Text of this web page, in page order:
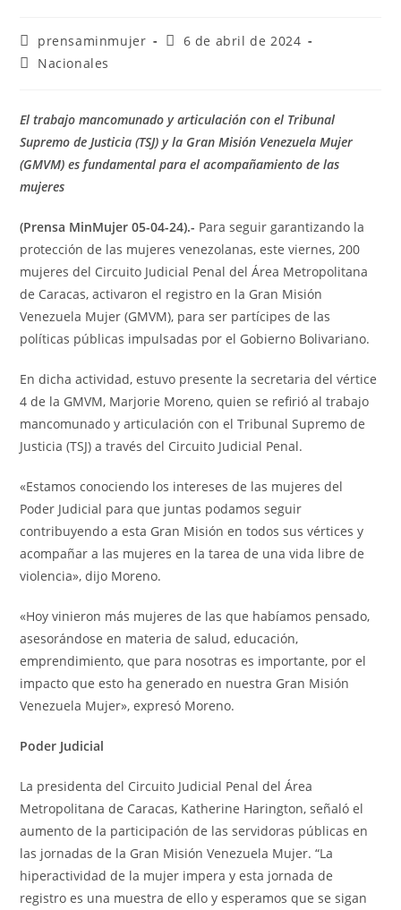
prensaminmujer
6 de abril de 2024
Nacionales
El trabajo mancomunado y articulación con el Tribunal
Supremo de Justicia (TSJ) y la Gran Misión Venezuela Mujer
(GMVM) es fundamental para el acompañamiento de las
mujeres
(Prensa MinMujer 05-04-24).- Para seguir garantizando la
protección de las mujeres venezolanas, este viernes, 200
mujeres del Circuito Judicial Penal del Área Metropolitana
de Caracas, activaron el registro en la Gran Misión
Venezuela Mujer (GMVM), para ser partícipes de las
políticas públicas impulsadas por el Gobierno Bolivariano.
En dicha actividad, estuvo presente la secretaria del vértice
4 de la GMVM, Marjorie Moreno, quien se refirió al trabajo
mancomunado y articulación con el Tribunal Supremo de
Justicia (TSJ) a través del Circuito Judicial Penal.
«Estamos conociendo los intereses de las mujeres del
Poder Judicial para que juntas podamos seguir
contribuyendo a esta Gran Misión en todos sus vértices y
acompañar a las mujeres en la tarea de una vida libre de
violencia», dijo Moreno.
«Hoy vinieron más mujeres de las que habíamos pensado,
asesorándose en materia de salud, educación,
emprendimiento, que para nosotras es importante, por el
impacto que esto ha generado en nuestra Gran Misión
Venezuela Mujer», expresó Moreno.
Poder Judicial
La presidenta del Circuito Judicial Penal del Área
Metropolitana de Caracas, Katherine Harington, señaló el
aumento de la participación de las servidoras públicas en
las jornadas de la Gran Misión Venezuela Mujer. “La
hiperactividad de la mujer impera y esta jornada de
registro es una muestra de ello y esperamos que se sigan